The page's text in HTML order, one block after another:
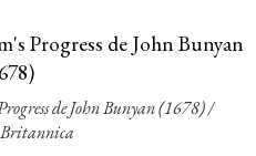
de John Bunyan (1678) /